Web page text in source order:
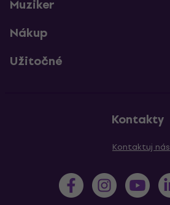
Muziker
Nákup
Užitočné
Kontakty
Kontaktuj nás